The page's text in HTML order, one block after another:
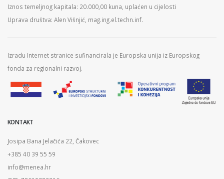
Iznos temeljnog kapitala: 20.000,00 kuna, uplaćen u cijelosti
Uprava društva: Alen Višnjić, mag.ing.el.techn.inf.
Izradu Internet stranice sufinancirala je Europska unija iz Europskog
fonda za regionalni razvoj.
KONTAKT
Josipa Bana Jelačića 22, Čakovec
+385 40 39 55 59
info@menea.hr